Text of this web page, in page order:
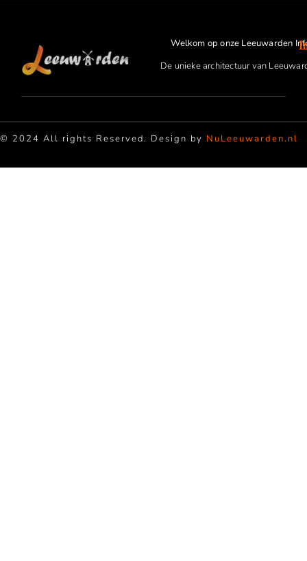
Welkom op onze Leeuwarden
De unieke architectuur van
© 2024 All rights Reserved. Design by NuLeeuwarden.nl